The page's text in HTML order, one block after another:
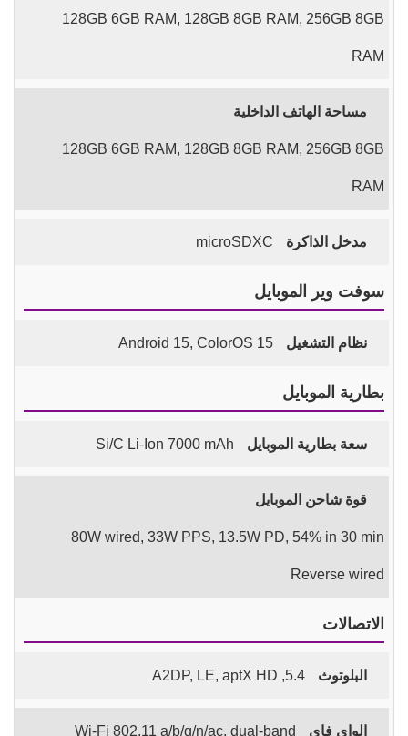
128GB 6GB RAM, 128GB 8GB RAM, 256GB 8GB
RAM
مساحة الهاتف الداخلية
128GB 6GB RAM, 128GB 8GB RAM, 256GB 8GB
RAM
مدخل الذاكرة microSDXC
سوفت وير الموبايل
نظام التشغيل Android 15, ColorOS 15
بطارية الموبايل
سعة بطارية الموبايل Si/C Li-Ion 7000 mAh
قوة شاحن الموبايل
80W wired, 33W PPS, 13.5W PD, 54% in 30 min
Reverse wired
الاتصالات
البلوتوث 5.4, A2DP, LE, aptX HD
الواي فاي Wi-Fi 802.11 a/b/g/n/ac, dual-band